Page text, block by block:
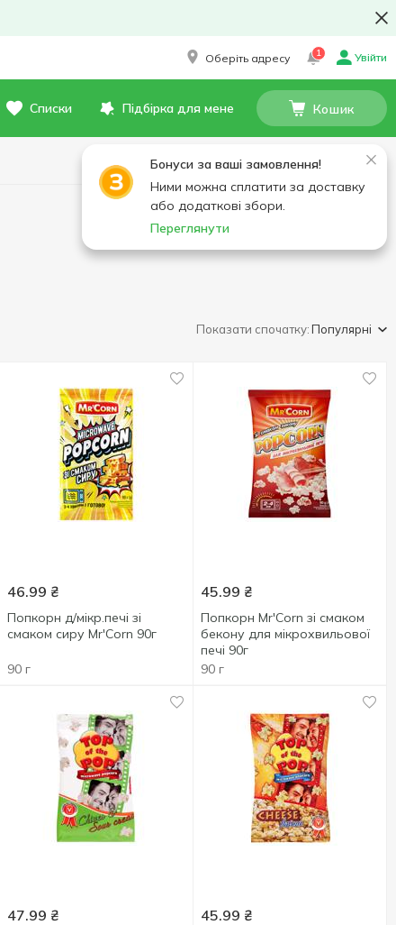
Оберіть адресу 1 Увійти
Списки Підбірка для мене Кошик
Бонуси за ваші замовлення!
Ними можна сплатити за доставку
або додаткові збори.
Переглянути
Показати спочатку:Популярні
46.99 ₴
Попкорн д/мікр.печі зі
смаком сиру Mr'Corn 90г
90 г
45.99 ₴
Попкорн Mr'Corn зі смаком
бекону для мікрохвильової
печі 90г
90 г
47.99 ₴ 45.99 ₴